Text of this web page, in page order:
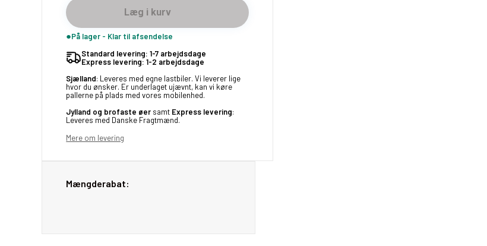
Læg i kurv
På lager - Klar til afsendelse
Standard levering: 1-7 arbejdsdage
Express levering: 1-2 arbejdsdage
Sjælland: Leveres med egne lastbiler. Vi leverer lige
hvor du ønsker. Er underlaget ujævnt, kan vi køre
pallerne på plads med vores mobilenhed.
Jylland og brofaste øer samt Express levering:
Leveres med Danske Fragtmænd.
Mere om levering
Mængderabat: